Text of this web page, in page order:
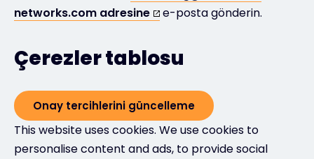
networks.com adresine
e-posta gönderin.
Çerezler tablosu
Onay tercihlerini güncelleme
This website uses cookies. We use cookies to
personalise content and ads, to provide social